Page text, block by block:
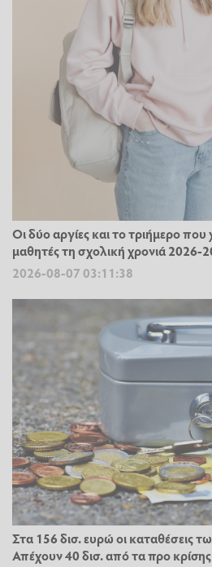
Οι δύο αργίες και το τριήμερο που
μαθητές τη σχολική χρονιά 2026-
2026-08-07 03:11:38
Στα 156 δισ. ευρώ οι καταθέσεις
Απέχουν 40 δισ. από τα προ